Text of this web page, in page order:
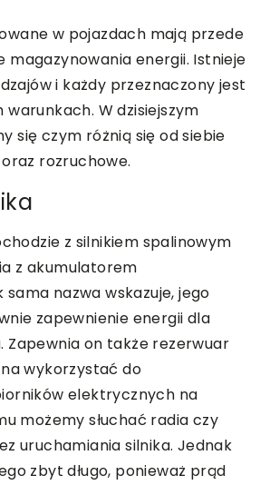
w pojazdach mają przede
magazynowania energii. Istnieje
i każdy przeznaczony jest
W dzisiejszym
się czym różnią się od siebie
rozruchowe.
z silnikiem spalinowym
z akumulatorem
nazwa wskazuje, jego
zapewnienie energii dla
Zapewnia on także rezerwuar
wykorzystać do
elektrycznych na
możemy słuchać radia czy
uruchamiania silnika. Jednak
zbyt długo, ponieważ prąd